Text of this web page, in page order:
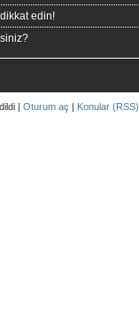
edin!
| Oturum aç | Konular (RSS)